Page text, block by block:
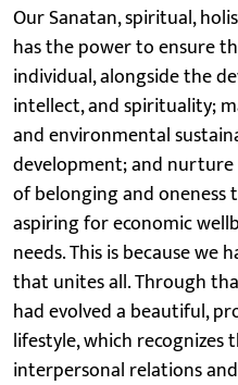
Our Sanatan, spiritual,
has the power to ensure
individual, alongside the
intellect, and spirituality;
and environmental
development; and nurture
of belonging and oneness
aspiring for economic
needs. This is because we
that unites all. Through
had evolved a beautiful,
lifestyle, which
interpersonal relations